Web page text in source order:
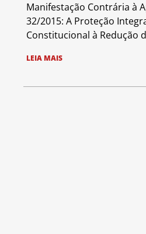
Manifestação Contrária à
32/2015: A Proteção
Constitucional à Redução
LEIA MAIS